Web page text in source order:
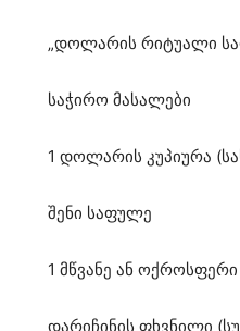
„დოლარის რიტუალი
საჭირო მასალები
1 დოლარის კუპიურა
შენი საფულე
1 მწვანე ან
დარიჩინის ფხვნილი